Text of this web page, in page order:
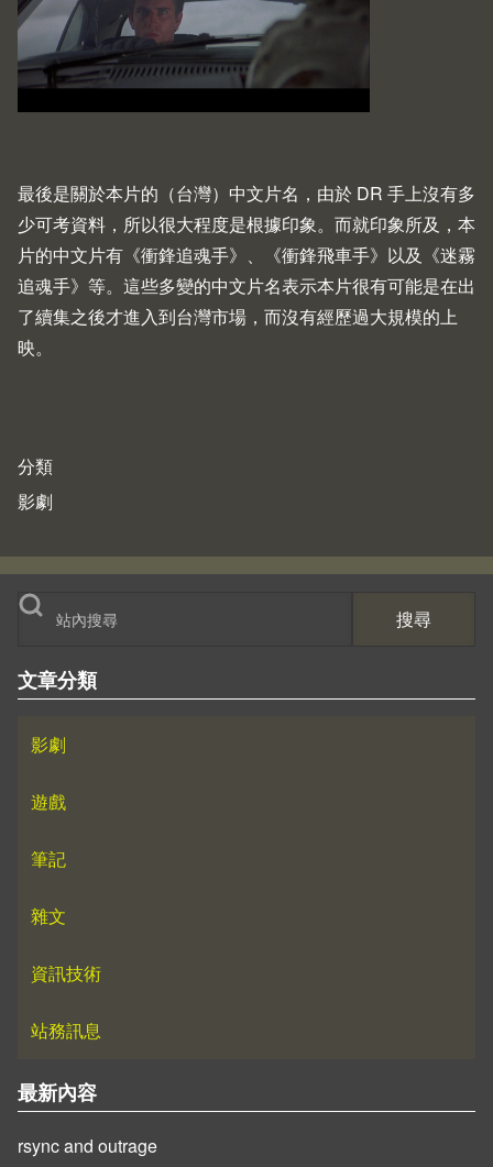
搜尋
文章分類
影劇
遊戲
筆記
雜文
資訊技術
站務訊息
最新內容
rsync and outrage
最後是關於本片的（台灣）中文片名，由於 DR 手上沒有多
少可考資料，所以很大程度是根據印象。而就印象所及，本
片的中文片有《衝鋒追魂手》、《衝鋒飛車手》以及《迷霧
追魂手》等。這些多變的中文片名表示本片很有可能是在出
了續集之後才進入到台灣市場，而沒有經歷過大規模的上
映。
分類
影劇